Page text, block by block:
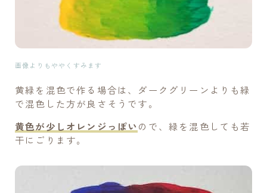
画像よりもややくすみます
黄緑を混色で作る場合は、ダークグリーンよりも緑
で混色した方が良さそうです。
黄色が少しオレンジっぽいので、緑を混色しても若
干にごります。